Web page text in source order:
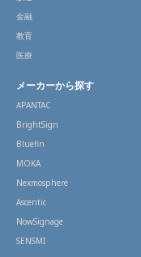
金融
教育
医療
メーカーから探す
APANTAC
BrightSign
Bluefin
MOKA
Nexmosphere
Ascentic
NowSignage
SENSMI